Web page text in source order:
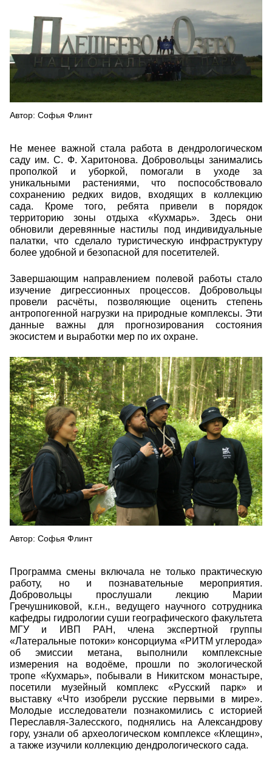
Автор: Софья Флинт
Не менее важной стала работа в дендрологическом
саду им. С. Ф. Харитонова. Добровольцы занимались
прополкой и уборкой, помогали в уходе за
уникальными растениями, что поспособствовало
сохранению редких видов, входящих в коллекцию
сада. Кроме того, ребята привели в порядок
территорию зоны отдыха «Кухмарь». Здесь они
обновили деревянные настилы под индивидуальные
палатки, что сделало туристическую инфраструктуру
более удобной и безопасной для посетителей.
Завершающим направлением полевой работы стало
изучение дигрессионных процессов. Добровольцы
провели расчёты, позволяющие оценить степень
антропогенной нагрузки на природные комплексы. Эти
данные важны для прогнозирования состояния
экосистем и выработки мер по их охране.
img_5937.jpg
Автор: Софья Флинт
Программа смены включала не только практическую
работу, но и познавательные мероприятия.
Добровольцы прослушали лекцию Марии
Гречушниковой, к.г.н., ведущего научного сотрудника
кафедры гидрологии суши географического факультета
МГУ и ИВП РАН, члена экспертной группы
«Латеральные потоки» консорциума «РИТМ углерода»
об эмиссии метана, выполнили комплексные
измерения на водоёме, прошли по экологической
тропе «Кухмарь», побывали в Никитском монастыре,
посетили музейный комплекс «Русский парк» и
выставку «Что изобрели русские первыми в мире».
Молодые исследователи познакомились с историей
Переславля-Залесского, поднялись на Александрову
гору, узнали об археологическом комплексе «Клещин»,
а также изучили коллекцию дендрологического сада.